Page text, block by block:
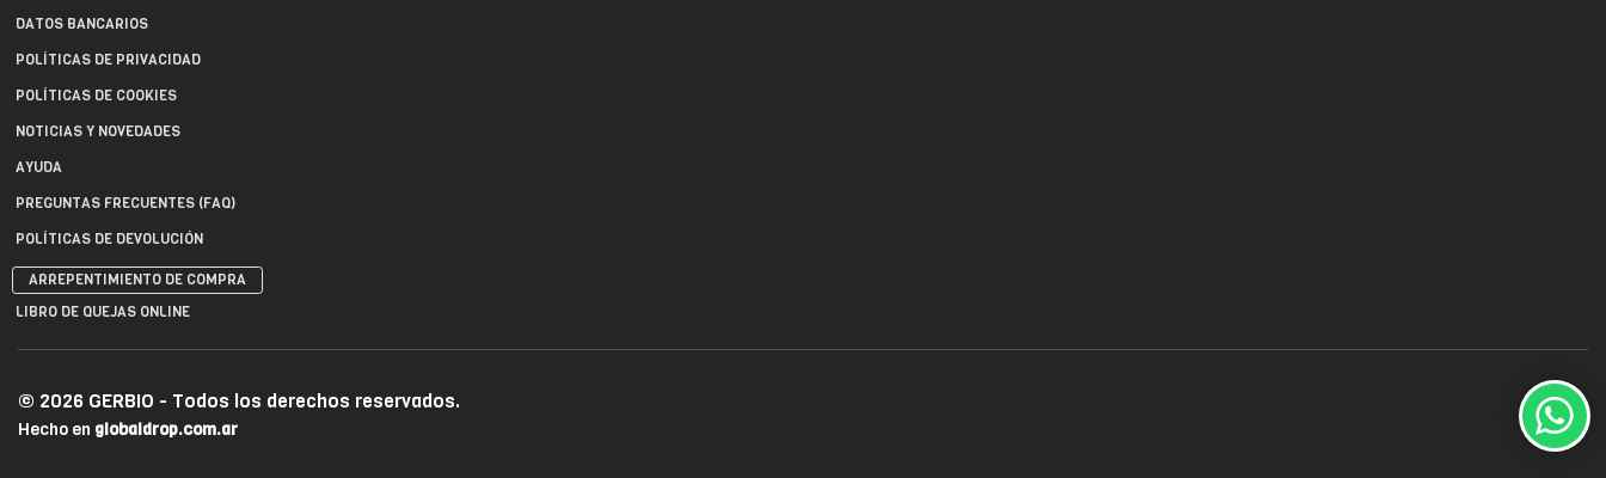
DATOS BANCARIOS
POLÍTICAS DE PRIVACIDAD
POLÍTICAS DE COOKIES
NOTICIAS Y NOVEDADES
AYUDA
PREGUNTAS FRECUENTES (FAQ)
POLÍTICAS DE DEVOLUCIÓN
ARREPENTIMIENTO DE COMPRA
LIBRO DE QUEJAS ONLINE
© 2026 GERBIO - Todos los derechos reservados.
Hecho en globaldrop.com.ar